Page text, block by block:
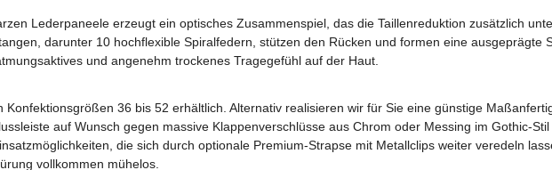
Lederpaneele erzeugt ein optisches Zusammenspiel, das die Taillenreduktion zusätzlich
darunter 10 hochflexible Spiralfedern, stützen den Rücken und formen eine
und angenehm trockenes Tragegefühl auf der Haut.
Konfektionsgrößen 36 bis 52 erhältlich. Alternativ realisieren wir für Sie eine günstige
auf Wunsch gegen massive Klappenverschlüsse aus Chrom oder Messing im Gothic-
die sich durch optionale Premium-Strapse mit Metallclips weiter veredeln
vollkommen mühelos.